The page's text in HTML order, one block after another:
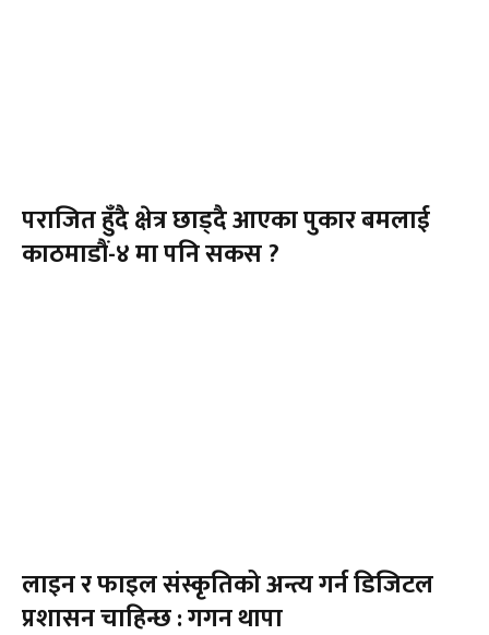
पराजित हुँदै क्षेत्र छाड्दै आएका पुकार बमलाई
काठमाडौं-४ मा पनि सकस ?
लाइन र फाइल संस्कृतिको अन्त्य गर्न डिजिटल
प्रशासन चाहिन्छ : गगन थापा